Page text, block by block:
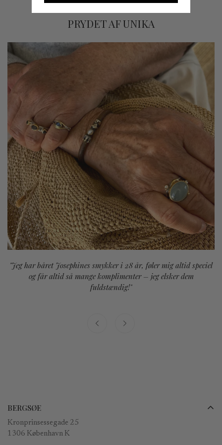
PRYDET AF UNIKA
"Jeg har båret Josephines smykker i 28 år, føler mig altid speciel
og får altid så mange komplimenter – jeg elsker dem
fuldstændig!"
BERGSØE
Kronprinsessegade 25
1306 København K